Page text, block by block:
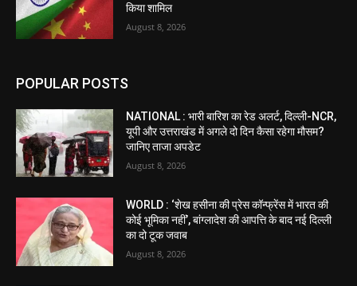
किया शामिल
August 8, 2026
POPULAR POSTS
NATIONAL : भारी बारिश का रेड अलर्ट, दिल्ली-NCR,
यूपी और उत्तराखंड में अगले दो दिन कैसा रहेगा मौसम?
जानिए ताजा अपडेट
August 8, 2026
WORLD : ‘शेख हसीना की प्रेस कॉन्फ्रेंस में भारत की
कोई भूमिका नहीं’, बांग्लादेश की आपत्ति के बाद नई दिल्ली
का दो टूक जवाब
August 8, 2026